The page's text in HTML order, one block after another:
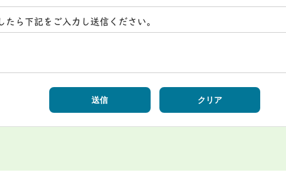
たら下記をご入力し送信ください。